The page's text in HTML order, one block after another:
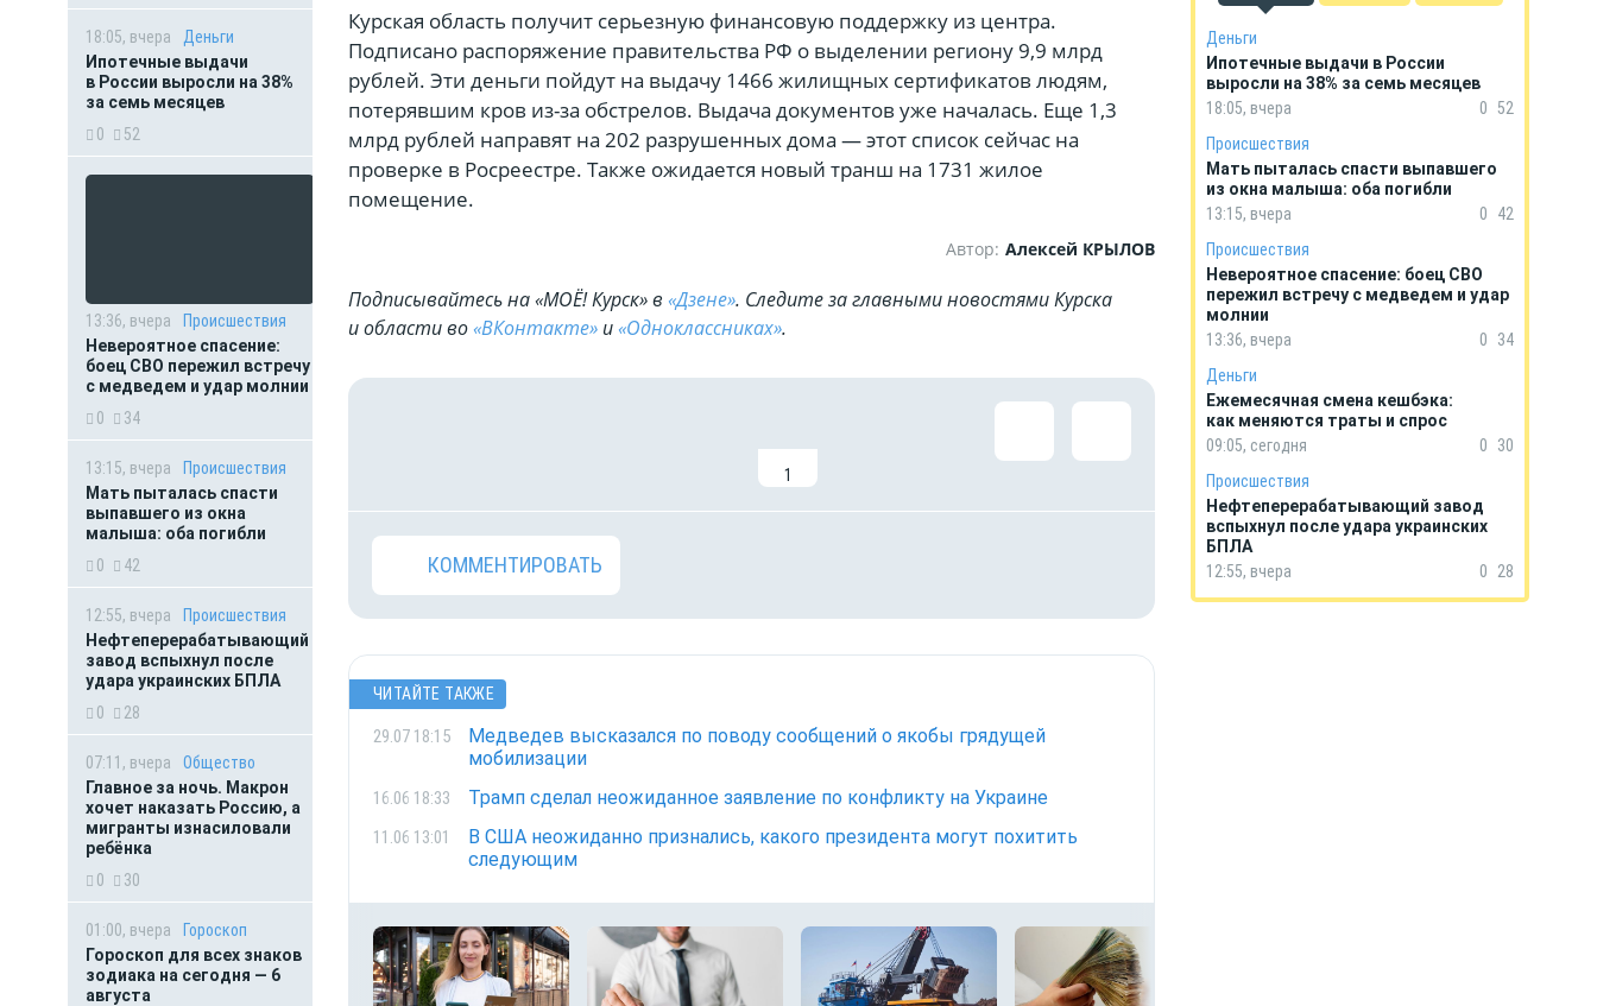
18:05, вчера
Деньги
Ипотечные выдачи
в России выросли на 38%
за семь месяцев
0
52
13:36, вчера
Происшествия
Невероятное спасение:
боец СВО пережил встречу
с медведем и удар молнии
0
34
13:15, вчера
Происшествия
Мать пыталась спасти
выпавшего из окна
малыша: оба погибли
0
42
12:55, вчера
Происшествия
Нефтеперерабатывающий
завод вспыхнул после
удара украинских БПЛА
0
28
07:11, вчера
Общество
Главное за ночь. Макрон
хочет наказать Россию, а
мигранты изнасиловали
ребёнка
0
30
01:00, вчера
Гороскоп
Гороскоп для всех знаков
зодиака на сегодня — 6
августа
Курская область получит серьезную финансовую поддержку из центра.
Подписано распоряжение правительства РФ о выделении региону 9,9 млрд
рублей. Эти деньги пойдут на выдачу 1466 жилищных сертификатов людям,
потерявшим кров из-за обстрелов. Выдача документов уже началась. Еще 1,3
млрд рублей направят на 202 разрушенных дома — этот список сейчас на
проверке в Росреестре. Также ожидается новый транш на 1731 жилое
помещение.
Автор: Алексей КРЫЛОВ
Подписывайтесь на «МОЁ! Курск» в «Дзене». Cледите за главными новостями Курска
и области во«ВКонтакте» и«Одноклассниках».
1
КОММЕНТИРОВАТЬ
ЧИТАЙТЕ ТАКЖЕ
29.07 18:15
Медведев высказался по поводу сообщений о якобы грядущей
мобилизации
16.06 18:33 Трамп сделал неожиданное заявление по конфликту на Украине
11.06 13:01
В США неожиданно признались, какого президента могут похитить
следующим
Деньги
Ипотечные выдачи в России
выросли на 38% за семь месяцев
18:05, вчера
0 52
Происшествия
Мать пыталась спасти выпавшего
из окна малыша: оба погибли
13:15, вчера
0
42
Происшествия
Невероятное спасение: боец СВО
пережил встречу с медведем и удар
молнии
13:36, вчера
0
34
Деньги
Ежемесячная смена кешбэка:
как меняются траты и спрос
09:05, сегодня
0
30
Происшествия
Нефтеперерабатывающий завод
вспыхнул после удара украинских
БПЛА
12:55, вчера
0 28